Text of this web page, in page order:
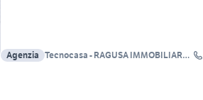
Agenzia Tecnocasa - RAGUSA IMMOBILIARE